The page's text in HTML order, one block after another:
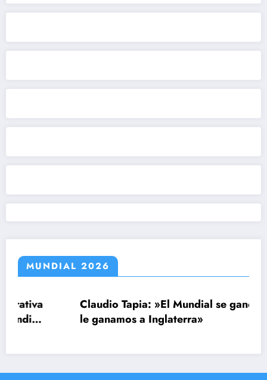
MUNDIAL 2026
Claudio Tapia: »El Mundial se ganó cuando
le ganamos a Inglaterra»